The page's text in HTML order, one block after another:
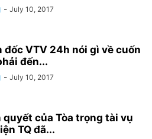
- July 10, 2017
đốc VTV 24h nói gì về cuốn
đến...
- July 10, 2017
quyết của Tòa trọng tài vụ
TQ đã...